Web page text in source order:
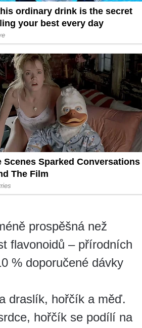
prospěšná než
flavonoidů – přírodních
% doporučené dávky
draslík, hořčík a měď.
hořčík se podílí na